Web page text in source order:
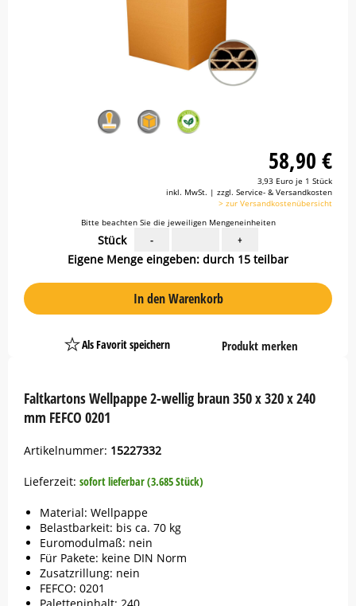
Faltkartons Wellpappe 2-wellig braun 350 x 320 x 240
mm FEFCO 0201
Artikelnummer: 15227332
Lieferzeit: sofort lieferbar (3.685 Stück)
Material: Wellpappe
Belastbarkeit: bis ca. 70 kg
Euromodulmaß: nein
Für Pakete: keine DIN Norm
Zusatzrillung: nein
FEFCO: 0201
58,90 €
3,93 Euro je 1 Stück
inkl. MwSt. | zzgl. Service- & Versandkosten
> zur Versandkostenübersicht
Bitte beachten Sie die jeweiligen Mengeneinheiten
Stück - +
Eigene Menge eingeben: durch 15 teilbar
In den Warenkorb
Als Favorit speichern
PlatzhalterProdukt merken